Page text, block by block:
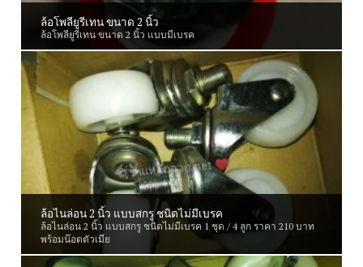
ล้อโพลียูรีเทน ขนาด 2 นิ้ว
ล้อโพลียูรีเทน ขนาด 2 นิ้ว แบบมีเบรค
ล้อไนล่อน 2 นิ้ว แบบสกรู ชนิดไม่มีเบรค
ล้อไนล่อน 2 นิ้ว แบบสกรู ชนิดไม่มีเบรค 1 ชุด / 4 ลูก ราคา 210 บาท
พร้อมน๊อตตัวเมีย
×
สั่งตัดพร้อมสั่งซื้อได้ง่ายๆ แล้ววันนี้
เครื่องมือคำนวณการตัด